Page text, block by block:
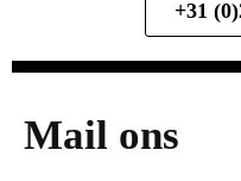
+31
Mail ons